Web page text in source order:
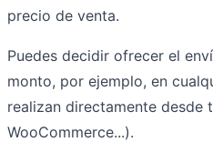
precio de venta.
Puedes decidir ofrecer el
monto, por ejemplo, en
realizan directamente desde
WooCommerce...).